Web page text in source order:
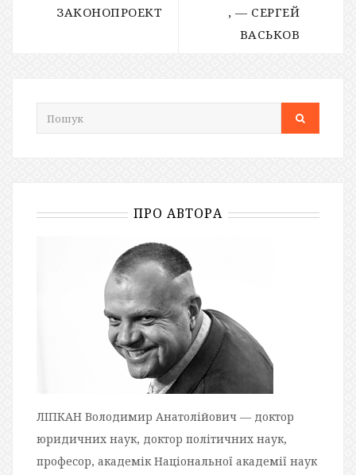
ЗАКОНОПРОЕКТ
, — СЕРГЕЙ
ВАСЬКОВ
ПРО АВТОРА
ЛІПКАН Володимир Анатолійович — доктор
юридичних наук, доктор політичних наук,
професор, академік Національної академії наук